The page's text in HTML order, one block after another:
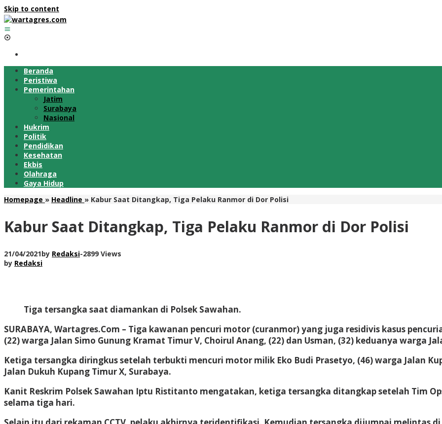
Skip to content
Beranda
Peristiwa
Pemerintahan
Jatim
Surabaya
Nasional
Hukrim
Politik
Pendidikan
Kesehatan
Ekbis
Olahraga
Gaya Hidup
Homepage » Headline » Kabur Saat Ditangkap, Tiga Pelaku Ranmor di Dor Polisi
Kabur Saat Ditangkap, Tiga Pelaku Ranmor di Dor Polisi
21/04/2021by Redaksi-2899 Views
by Redaksi
Tiga tersangka saat diamankan di Polsek Sawahan.
SURABAYA, Wartagres.Com – Tiga kawanan pencuri motor (curanmor) yang juga residivis kasus
(22) warga Jalan Simo Gunung Kramat Timur V, Choirul Anang, (22) dan Usman, (32) keduanya warga
Ketiga tersangka diringkus setelah terbukti mencuri motor milik Eko Budi Prasetyo, (46) warga Jalan
Jalan Dukuh Kupang Timur X, Surabaya.
Kanit Reskrim Polsek Sawahan Iptu Ristitanto mengatakan, ketiga tersangka ditangkap setelah Tim
selama tiga hari.